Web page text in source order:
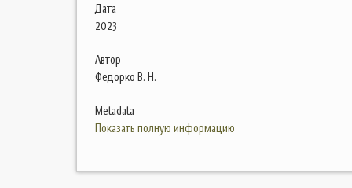
Дата
2023
Автор
Федорко В. Н.
Metadata
Показать полную информацию